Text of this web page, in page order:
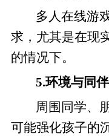
多人在线游
求，尤其是在现
的情况下。
5.环境与同
周围同学、
可能强化孩子的